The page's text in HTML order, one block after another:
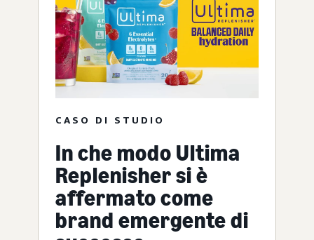
CASO DI STUDIO
In che modo Ultima
Replenisher si è
affermato come
brand emergente di